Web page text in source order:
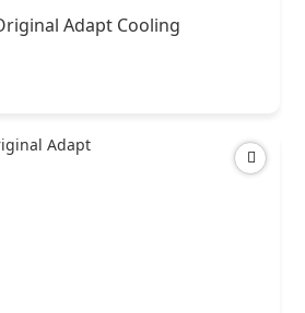
Adapt Cooling